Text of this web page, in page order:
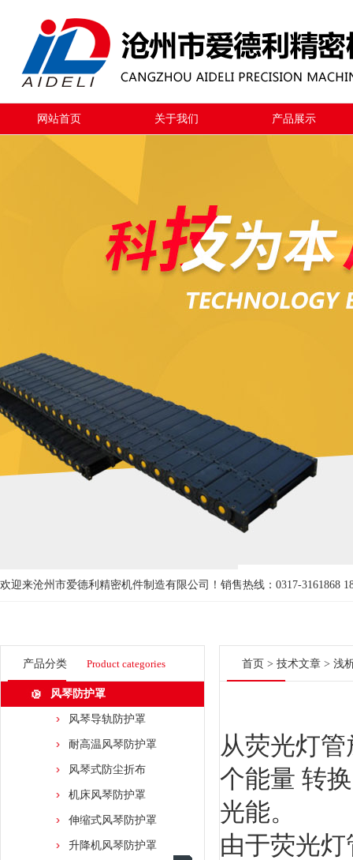
网站首页 关于我们 产品展示
欢迎来沧州市爱德利精密机件制造有限公司！ 销售热线：0317-3161868
产品分类 Product categories
风琴防护罩
风琴导轨防护罩
耐高温风琴防护罩
风琴式防尘折布
机床风琴防护罩
伸缩式风琴防护罩
升降机风琴防护罩
首页 > 技术文章 > 浅
从荧光灯
个能量 转
光能。
由于荧光